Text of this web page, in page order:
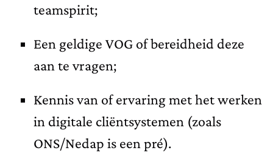
teamspirit;
Een geldige VOG of bereidheid deze
aan te vragen;
Kennis van of ervaring met het werken
in digitale cliëntsystemen (zoals
ONS/Nedap is een pré).